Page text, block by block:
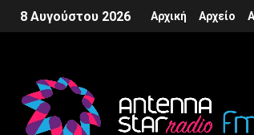
8 Αυγούστου 2026 Αρχική Αρχείο